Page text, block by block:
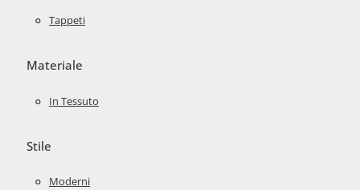
Tappeti
Materiale
In Tessuto
Stile
Moderni